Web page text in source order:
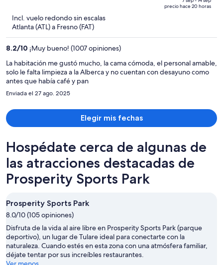
$1,039
$885
por
precio hace 20 horas
Incl. vuelo redondo sin escalas
Atlanta (ATL) a Fresno (FAT)
8.2/10 ¡Muy bueno! (1007 opiniones)
La habitación me gustó mucho, la cama cómoda, el personal amable,
solo le falta limpieza a la Alberca y no cuentan con desayuno como
antes que había café y pan
Enviada el 27 ago. 2025
Elegir mis fechas
Hospédate cerca de algunas de
las atracciones destacadas de
Prosperity Sports Park
Prosperity Sports Park
8.0/10 (105 opiniones)
Disfruta de la vida al aire libre en Prosperity Sports Park (parque
deportivo), un lugar de Tulare ideal para conectarte con la
naturaleza. Cuando estés en esta zona con una atmósfera familiar,
déjate tentar por sus increíbles restaurantes.